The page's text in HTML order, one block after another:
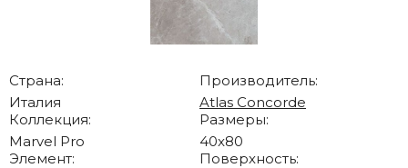
Страна:
Италия
Производитель:
Atlas Concorde
Коллекция:
Marvel Pro
Размеры:
40x80
Элемент:
Поверхность: